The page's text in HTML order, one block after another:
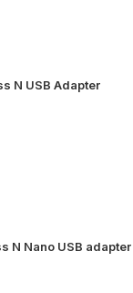
N USB Adapter
N Nano USB adapter